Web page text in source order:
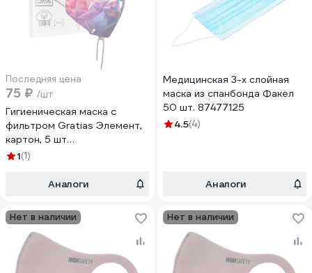
Последняя цена
75 ₽ /шт
Гигиеническая маска с
фильтром Gratias Элемент,
картон, 5 шт
4680004096801
1(1)
Аналоги
Медицинская 3-х слойная
маска из спанбонда Факел
50 шт. 87477125
4.5(4)
Аналоги
Нет в наличии Нет в наличии